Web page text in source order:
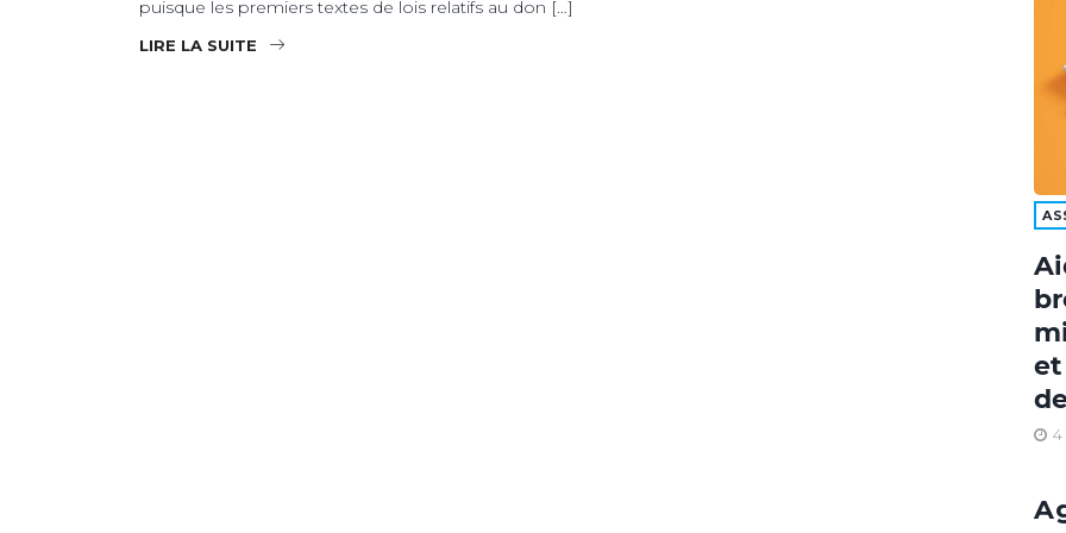
puisque les premiers textes de lois relatifs au don […]
LIRE LA SUITE
et
4